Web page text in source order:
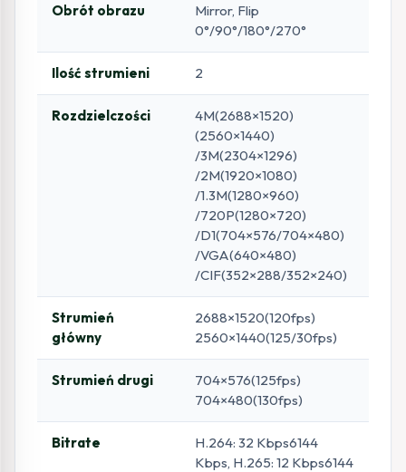
Obrót obrazu
Mirror, Flip
0°/90°/180°/270°
Ilość strumieni 2
Rozdzielczości
4M(2688×1520)
(2560×1440)
/3M(2304×1296)
/2M(1920×1080)
/1.3M(1280×960)
/720P(1280×720)
/D1(704×576/704×480)
/VGA(640×480)
/CIF(352×288/352×240)
Strumień
główny
2688×1520(120fps)
2560×1440(125/30fps)
Strumień drugi
704×576(125fps)
704×480(130fps)
Bitrate
H.264: 32 Kbps6144
Kbps, H.265: 12 Kbps6144